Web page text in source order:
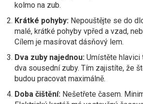
kolmo na zub.
Krátké pohyby: Nepouštějte se do
malé, krátké pohyby vpřed a vzad,
Cílem je masírovat dásňový lem.
Dva zuby najednou: Umístěte hlavici
dva sousední zuby. Tím zajistíte, že
budou pracovat maximálně.
Doba čištění: Nešetřete časem.